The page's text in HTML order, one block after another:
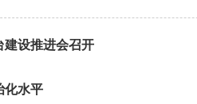
建设推进会召开
化水平